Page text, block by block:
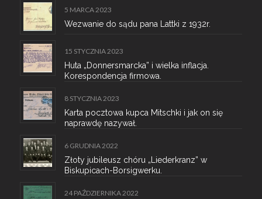
5 MARCA 2023
Wezwanie do sądu pana Lattki z 1932r.
15 STYCZNIA 2023
Huta „Donnersmarcka” i wielka inflacja.
Korespondencja firmowa.
8 STYCZNIA 2023
Karta pocztowa kupca Mitschki i jak on się
naprawdę nazywał.
6 GRUDNIA 2022
Złoty jubileusz chóru „Liederkranz” w
Biskupicach-Borsigwerku.
24 PAŹDZIERNIKA 2022